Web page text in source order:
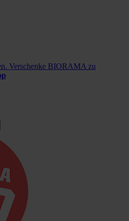
Verschenke BIORAMA zu